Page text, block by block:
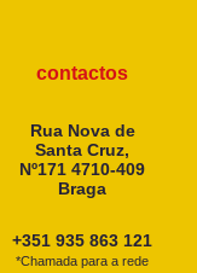
contactos
Rua Nova de
Santa Cruz,
Nº171 4710-409
Braga
+351 935 863 121
*Chamada para a rede